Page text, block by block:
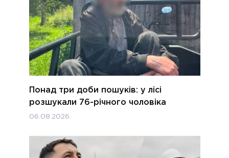
Понад три доби пошуків: у лісі
розшукали 76-річного чоловіка
06.08.2026